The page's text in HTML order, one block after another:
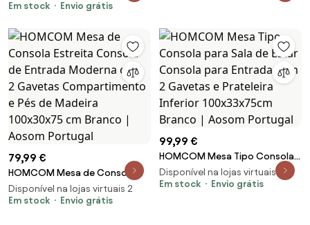
Mesa de Entrada com Pés de
Preto | Aosom Portugal
Em stock
Envio grátis
79,99 €
HOMCOM Mesa de Consola
Estreita Consola de Entrada
Moderna com 2 Gavetas
Disponível na lojas virtuais 2
Em stock
Envio grátis
99,99 €
HOMCOM Mesa Tipo Consola
para Sala de Estar Consola
para Entrada com 2 Gavetas e
Disponível na lojas virtuais 3
Em stock
Envio grátis